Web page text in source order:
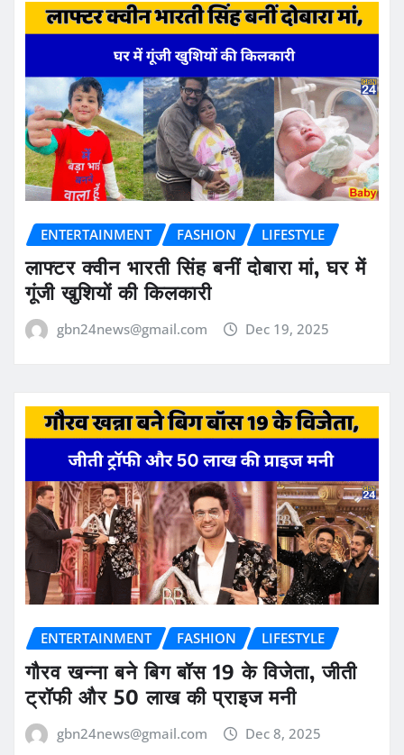
ENTERTAINMENT FASHION LIFESTYLE
लाफ्टर क्वीन भारती सिंह बनीं दोबारा मां, घर में
गूंजी खुशियों की किलकारी
gbn24news@gmail.com Dec 19, 2025
ENTERTAINMENT FASHION LIFESTYLE
गौरव खन्ना बने बिग बॉस 19 के विजेता, जीती
ट्रॉफी और 50 लाख की प्राइज मनी
gbn24news@gmail.com Dec 8, 2025